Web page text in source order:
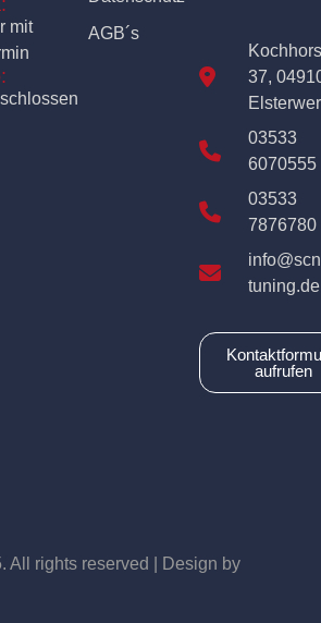
mit
AGB´s
37,
03533
6070555
03533
7876780
tuning.de
aufrufen
All rights reserved | Design by